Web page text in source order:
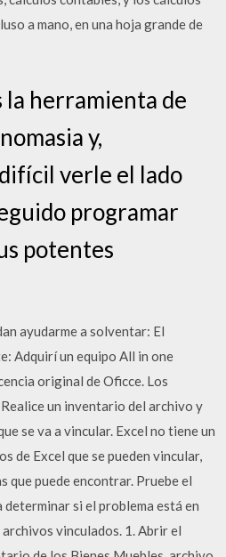
a mano, en una hoja grande de
la herramienta de
y,
verle el lado
programar
potentes
ayudarme a solventar: El
Adquirí un equipo All in one
original de Oficce. Los
un inventario del archivo y
se va a vincular. Excel no tiene un
de Excel que se pueden vincular,
que puede encontrar. Pruebe el
si el problema está en
vinculados. 1. Abrir el